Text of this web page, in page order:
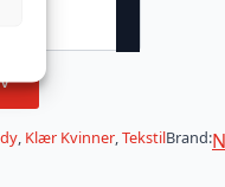
, Klær Kvinner,TekstilBrand: